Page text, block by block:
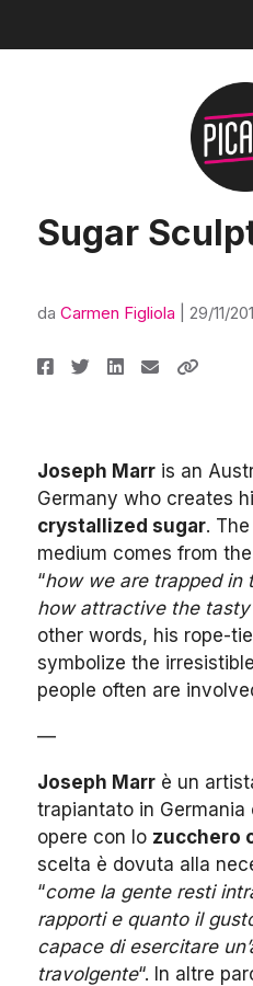
Sugar
da Carmen Figliola 29/11/
Joseph Marr is an
Germany who creates
crystallized sugar.
medium comes from
“how we are trapped in
how attractive the
other words, his rope-
symbolize the
people often are
—
Joseph Marr è un
trapiantato in Germania
opere con lo zucchero
scelta è dovuta alla
“come la gente resti
rapporti e quanto il
capace di esercitare
travolgente“. In altre